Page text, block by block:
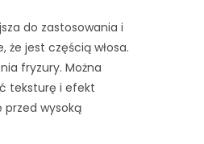
do zastosowania i
że jest częścią włosa.
fryzury. Można
teksturę i efekt
wysoką